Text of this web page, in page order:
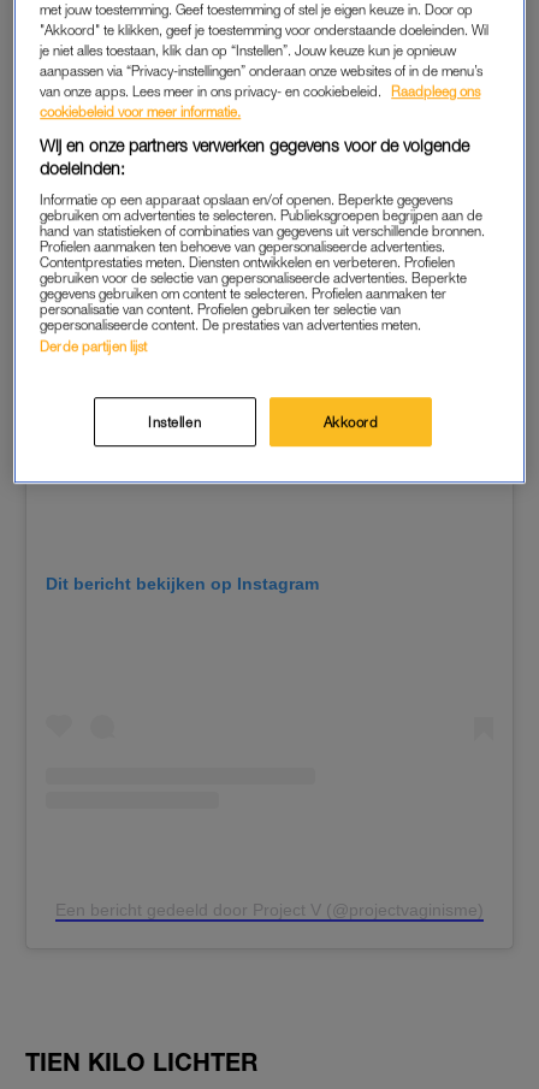
Nu biedt ze via haar platform een veilige haven aan iedereen
die met vaginisme te maken krijgt en deelt ze informatie over
de aandoening.
Tekst loopt door onder de post.
Dit bericht bekijken op Instagram
Een bericht gedeeld door Project V (@projectvaginisme)
TIEN KILO LICHTER
met jouw toestemming. Geef toestemming of stel je eigen keuze in. Door op
"Akkoord" te klikken, geef je toestemming voor onderstaande doeleinden. Wil
je niet alles toestaan, klik dan op “Instellen”. Jouw keuze kun je opnieuw
aanpassen via “Privacy-instellingen” onderaan onze websites of in de menu’s
van onze apps. Lees meer in ons privacy- en cookiebeleid.
Raadpleeg ons
cookiebeleid voor meer informatie.
Wij en onze partners verwerken gegevens voor de volgende
doeleinden:
Informatie op een apparaat opslaan en/of openen. Beperkte gegevens
gebruiken om advertenties te selecteren. Publieksgroepen begrijpen aan de
hand van statistieken of combinaties van gegevens uit verschillende bronnen.
Profielen aanmaken ten behoeve van gepersonaliseerde advertenties.
Contentprestaties meten. Diensten ontwikkelen en verbeteren. Profielen
gebruiken voor de selectie van gepersonaliseerde advertenties. Beperkte
gegevens gebruiken om content te selecteren. Profielen aanmaken ter
personalisatie van content. Profielen gebruiken ter selectie van
gepersonaliseerde content. De prestaties van advertenties meten.
Derde partijen lijst
Instellen Akkoord